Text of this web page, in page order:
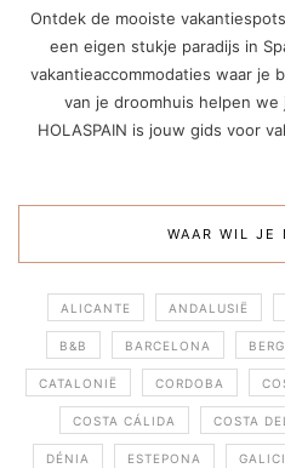
Ontdek de mooiste
een eigen stukje paradijs in
vakantieaccommodaties waar je
van je droomhuis helpen
HOLASPAIN is jouw gids voor
WAAR WIL JE
ALICANTE ANDALUSIË
B&B BARCELONA
CATALONIË CORDOBA
COSTA CÁLIDA COSTA
DÉNIA ESTEPONA